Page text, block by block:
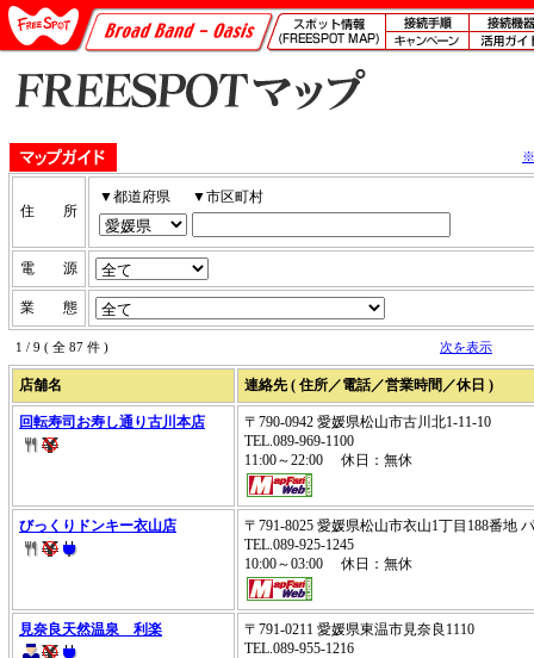
※
住 所
▼都道府県 ▼市区町村
電 源
業 態
1 / 9 ( 全 87 件 ) 次を表示
店舗名 連絡先 ( 住所／電話／営業時間／休日 )
回転寿司お寿し通り古川本店
〒790-0942 愛媛県松山市古川北1-11-10
TEL.089-969-1100
11:00～22:00 休日：無休
びっくりドンキー衣山店
〒791-8025 愛媛県松山市衣山1丁目188番地
TEL.089-925-1245
10:00～03:00 休日：無休
見奈良天然温泉 利楽
〒791-0211 愛媛県東温市見奈良1110
TEL.089-955-1216